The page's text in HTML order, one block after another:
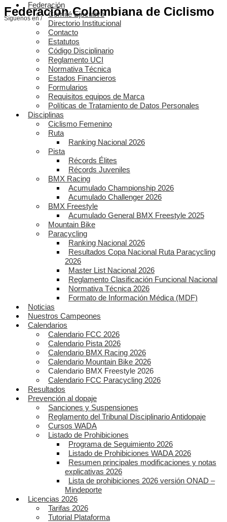
Federación Colombiana de Ciclismo
Síguenos en /
Federación
Comité Ejecutivo
Directorio Institucional
Contacto
Estatutos
Código Disciplinario
Reglamento UCI
Normativa Técnica
Estados Financieros
Formularios
Requisitos equipos de Marca
Políticas de Tratamiento de Datos Personales
Disciplinas
Ciclismo Femenino
Ruta
Ranking Nacional 2026
Pista
Récords Élites
Récords Juveniles
BMX Racing
Acumulado Championship 2026
Acumulado Challenger 2026
BMX Freestyle
Acumulado General BMX Freestyle 2025
Mountain Bike
Paracycling
Ranking Nacional 2026
Resultados Copa Nacional Ruta Paracycling
2026
Master List Nacional 2026
Reglamento Clasificación Funcional Nacional
Normativa Técnica 2026
Formato de Información Médica (MDF)
Noticias
Nuestros Campeones
Calendarios
Calendario FCC 2026
Calendario Pista 2026
Calendario BMX Racing 2026
Calendario Mountain Bike 2026
Calendario BMX Freestyle 2026
Calendario FCC Paracycling 2026
Resultados
Prevención al dopaje
Sanciones y Suspensiones
Reglamento del Tribunal Disciplinario Antidopaje
Cursos WADA
Listado de Prohibiciones
Programa de Seguimiento 2026
Listado de Prohibiciones WADA 2026
Resumen principales modificaciones y notas
explicativas 2026
Lista de prohibiciones 2026 versión ONAD –
Mindeporte
Licencias 2026
Tarifas 2026
Tutorial Plataforma